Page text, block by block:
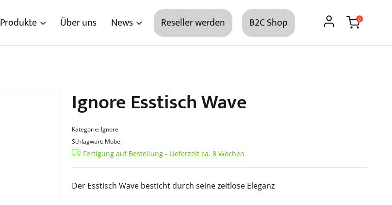
Produkte Über uns News Reseller werden B2C Shop 0
Ignore Esstisch Wave
Kategorie: Ignore
Schlagwort: Möbel
Fertigung auf Bestellung - Lieferzeit ca. 8 Wochen
Der Esstisch Wave besticht durch seine zeitlose Eleganz